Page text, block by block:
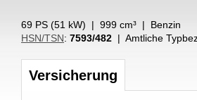
69 PS (51 kW) | 999 cm³ | Benzin
HSN/TSN: 7593/482 | Amtliche
Versicherung